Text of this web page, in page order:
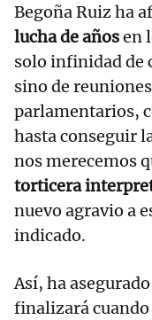
Begoña Ruiz ha
lucha de añosen
solo infinidad de
sino de
parlamentarios,
hasta conseguir
nos merecemos
torticera
nuevo agravio a
indicado.
Así, ha
finalizará cuando